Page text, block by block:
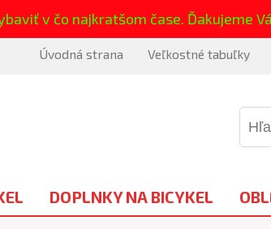
v čo najkratšom čase. Ďakujeme
Úvodná strana Veľkostné tabuľky
DOPLNKY NA BICYKEL